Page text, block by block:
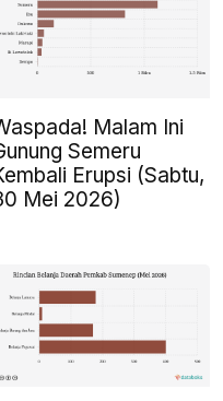
Malam Ini
Semeru
Erupsi (Sabtu,
Mei 2026)